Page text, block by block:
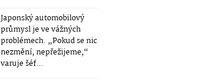
Japonský automobilový
průmysl je ve vážných
problémech. „Pokud se nic
nezmění, nepřežijeme,“
varuje šéf...